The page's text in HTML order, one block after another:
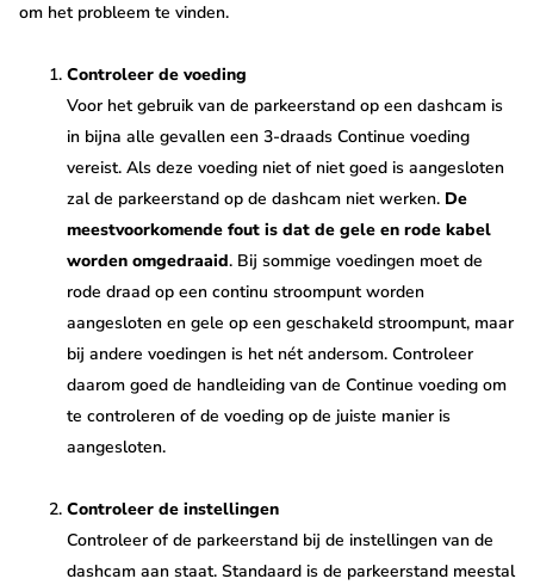
om het probleem te vinden.
Controleer de voeding
Voor het gebruik van de parkeerstand op een dashcam is
in bijna alle gevallen een 3-draads Continue voeding
vereist. Als deze voeding niet of niet goed is aangesloten
zal de parkeerstand op de dashcam niet werken. De
meestvoorkomende fout is dat de gele en rode kabel
worden omgedraaid. Bij sommige voedingen moet de
rode draad op een continu stroompunt worden
aangesloten en gele op een geschakeld stroompunt, maar
bij andere voedingen is het nét andersom. Controleer
daarom goed de handleiding van de Continue voeding om
te controleren of de voeding op de juiste manier is
aangesloten.
Controleer de instellingen
Controleer of de parkeerstand bij de instellingen van de
dashcam aan staat. Standaard is de parkeerstand meestal